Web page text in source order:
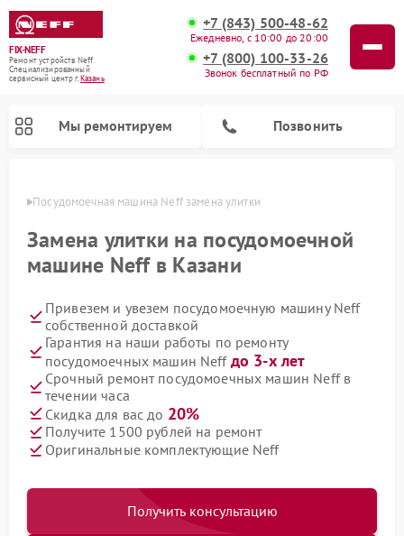
FIX-NEFF
Ремонт устройств Neff
Специализированный
cервисный центр г.Казань
+7 (843) 500-48-62
Ежедневно, с 10:00 до 20:00
+7 (800) 100-33-26
Звонок бесплатный по РФ
Мы ремонтируем Позвонить
Посудомоечная машина Neff замена улитки
Замена улитки на посудомоечной
машине Neff в Казани
Привезем и увезем посудомоечную машину Neff
собственной доставкой
Гарантия на наши работы по ремонту
посудомоечных машин Neff до 3-х лет
Срочный ремонт посудомоечных машин Neff в
течении часа
Скидка для вас до 20%
Получите 1500 рублей на ремонт
Оригинальные комплектующие Neff
Получить консультацию